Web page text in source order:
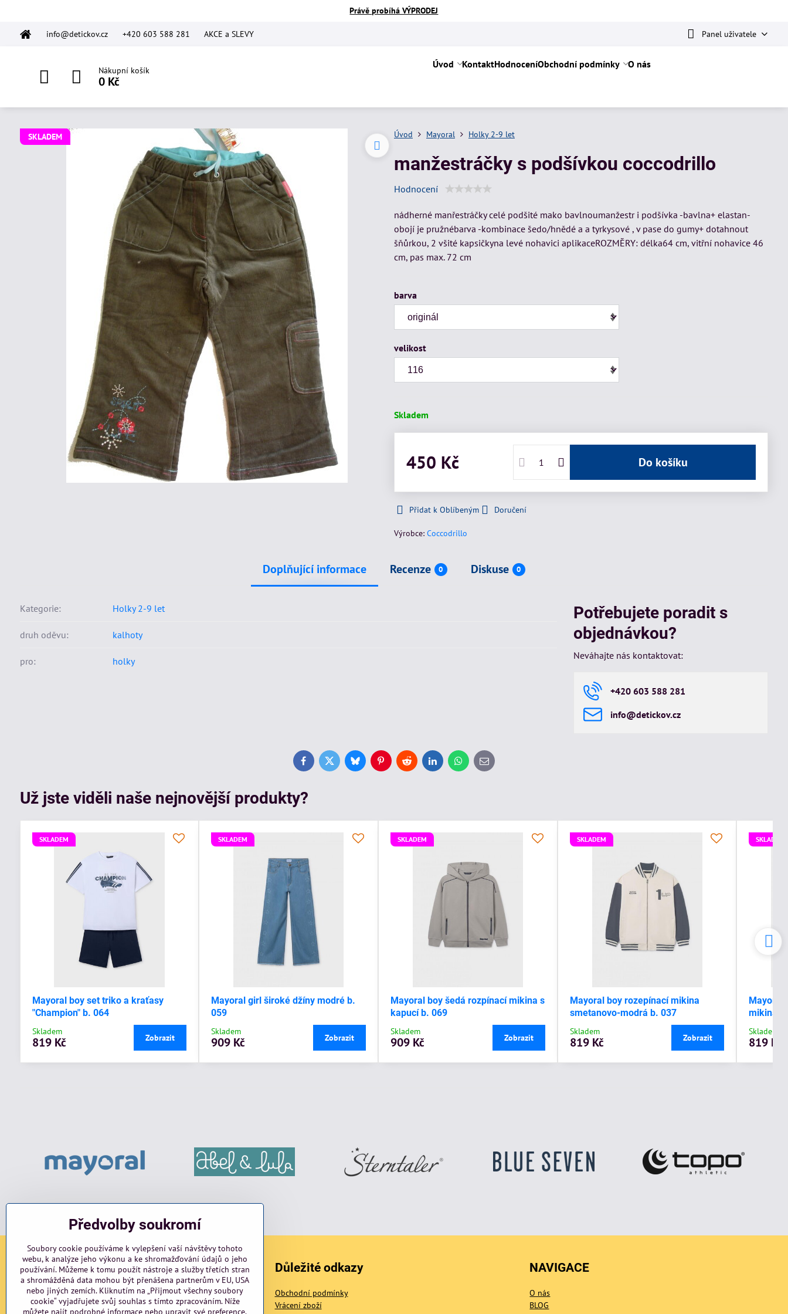
Právě probíhá VÝPRODEJ
info@detickov.cz +420 603 588 281 AKCE a SLEVY Panel uživatele
Nákupní košík
0 Kč
Úvod KontaktHodnoceníObchodní podmínky O nás
SKLADEM Úvod Mayoral Holky 2-9 let
manžestráčky s podšívkou coccodrillo
Hodnocení
nádherné manřestráčky celé podšité mako bavlnoumanžestr i podšívka -bavlna+ elastan-
obojí je pružnébarva -kombinace šedo/hnědé a a tyrkysové , v pase do gumy+ dotahnout
šňůrkou, 2 všité kapsičkyna levé nohavici aplikaceROZMĚRY: délka64 cm, vitřní nohavice 46
cm, pas max. 72 cm
barva
velikost
Skladem
450 Kč Do košíku
Přidat k Oblíbeným Doručení
Výrobce: Coccodrillo
Doplňující informace Recenze 0 Diskuse 0
Kategorie: Holky 2-9 let
druh oděvu: kalhoty
pro: holky
Potřebujete poradit s
objednávkou?
Neváhajte nás kontaktovat:
+420 603 588 281
info​@detickov​.cz
FacebookTwitterBlueskyPinterestRedditLinkedInWhatsApp
E-
mail
Už jste viděli naše nejnovější produkty?
SKLADEM
Mayoral boy set triko a kraťasy
"Champion" b. 064
Skladem
819 Kč Zobrazit
SKLADEM
Mayoral girl široké džíny modré b.
059
Skladem
909 Kč Zobrazit
SKLADEM
Mayoral boy šedá rozpínací mikina s
kapucí b. 069
Skladem
909 Kč Zobrazit
SKLADEM
Mayoral boy rozepínací mikina
smetanovo-modrá b. 037
Skladem
819 Kč Zobrazit
SKLADEM
Mayoral
mikina s
Skladem
819 Kč
Sociální sítě
Facebook Instagram blog
Důležité odkazy
Obchodní podmínky
Vrácení zboží
NAVIGACE
O nás
BLOG
Předvolby soukromí
Soubory cookie používáme k vylepšení vaší návštěvy tohoto
webu, k analýze jeho výkonu a ke shromažďování údajů o jeho
používání. Můžeme k tomu použít nástroje a služby třetích stran
a shromážděná data mohou být přenášena partnerům v EU, USA
nebo jiných zemích. Kliknutím na „Přijmout všechny soubory
cookie“ vyjadřujete svůj souhlas s tímto zpracováním. Níže
můžete najít podrobné informace nebo upravit své preference.